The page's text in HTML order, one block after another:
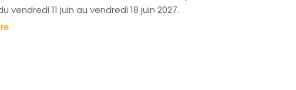
vendredi 11 juin au vendredi 18 juin 2027.